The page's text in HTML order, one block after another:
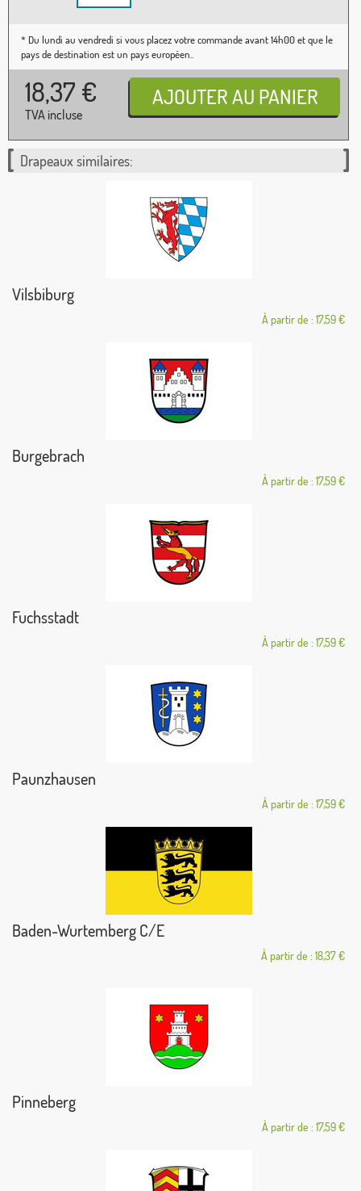
* Du lundi au vendredi si vous placez votre commande avant 14h00 et que le
pays de destination est un pays européen..
18,37 €
TVA incluse
Drapeaux similaires:
Vilsbiburg
À partir de : 17,59 €
Burgebrach
À partir de : 17,59 €
Fuchsstadt
À partir de : 17,59 €
Paunzhausen
À partir de : 17,59 €
Baden-Wurtemberg C/E
À partir de : 18,37 €
Pinneberg
À partir de : 17,59 €